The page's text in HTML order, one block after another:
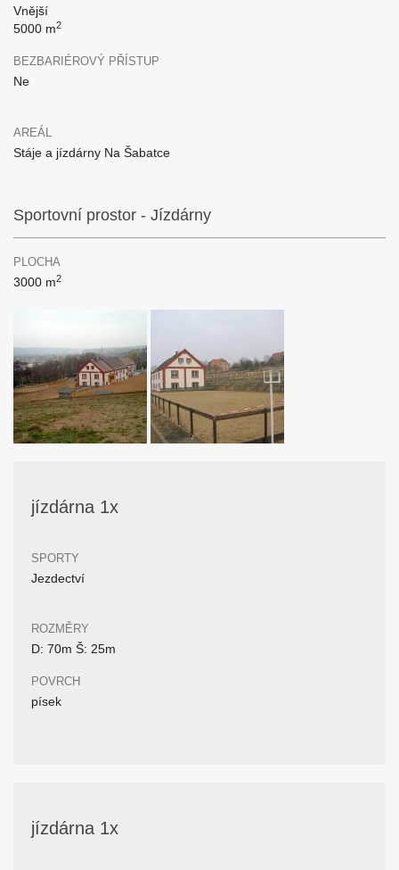
Vnější
5000 m2
BEZBARIÉROVÝ PŘÍSTUP
Ne
AREÁL
Stáje a jízdárny Na Šabatce
Sportovní prostor - Jízdárny
PLOCHA
3000 m2
jízdárna 1x
SPORTY
Jezdectví
ROZMĚRY
D: 70m Š: 25m
POVRCH
písek
jízdárna 1x